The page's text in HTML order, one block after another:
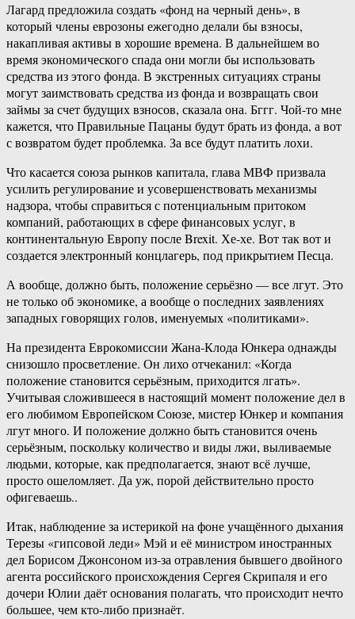
Лагард предложила создать «фонд на черный день», в
который члены еврозоны ежегодно делали бы взносы,
накапливая активы в хорошие времена. В дальнейшем во
время экономического спада они могли бы использовать
средства из этого фонда. В экстренных ситуациях страны
могут заимствовать средства из фонда и возвращать свои
займы за счет будущих взносов, сказала она. Бггг. Чой-то мне
кажется, что Правильные Пацаны будут брать из фонда, а вот
с возвратом будет проблемка. За все будут платить лохи.
Что касается союза рынков капитала, глава МВФ призвала
усилить регулирование и усовершенствовать механизмы
надзора, чтобы справиться с потенциальным притоком
компаний, работающих в сфере финансовых услуг, в
континентальную Европу после Brexit. Хе-хе. Вот так вот и
создается электронный концлагерь, под прикрытием Песца.
А вообще, должно быть, положение серьёзно — все лгут. Это
не только об экономике, а вообще о последних заявлениях
западных говорящих голов, именуемых «политиками».
На президента Еврокомиссии Жана-Клода Юнкера однажды
снизошло просветление. Он лихо отчеканил: «Когда
положение становится серьёзным, приходится лгать».
Учитывая сложившееся в настоящий момент положение дел в
его любимом Европейском Союзе, мистер Юнкер и компания
лгут много. И положение должно быть становится очень
серьёзным, поскольку количество и виды лжи, выливаемые
людьми, которые, как предполагается, знают всё лучше,
просто ошеломляет. Да уж, порой действительно просто
офигеваешь..
Итак, наблюдение за истерикой на фоне учащённого дыхания
Терезы «гипсовой леди» Мэй и её министром иностранных
дел Борисом Джонсоном из-за отравления бывшего двойного
агента российского происхождения Сергея Скрипаля и его
дочери Юлии даёт основания полагать, что происходит нечто
большее, чем кто-либо признаёт.